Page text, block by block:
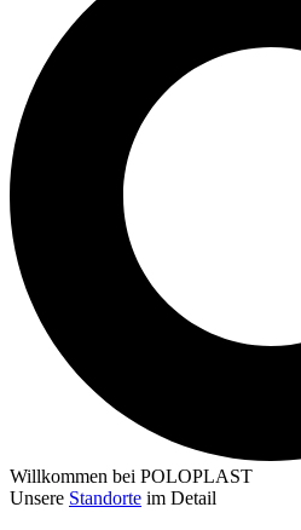
Willkommen bei POLOPLAST
Unsere Standorte im Detail